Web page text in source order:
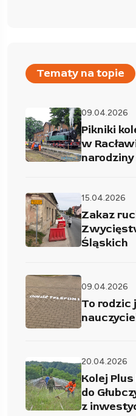
Tematy na topie
09.04.2026
Pikniki
w
15.04.2026
Zakaz
Śląskich
09.04.2026
To rodzic
20.04.2026
Kolej
do
z